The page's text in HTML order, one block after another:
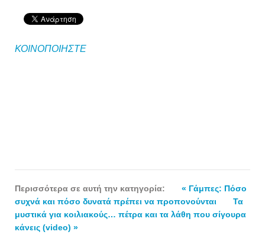
ΚΟΙΝΟΠΟΙΗΣΤΕ
Περισσότερα σε αυτή την κατηγορία:
« Γάμπες: Πόσο
συχνά και πόσο δυνατά πρέπει να προπονούνται
Τα
μυστικά για κοιλιακούς… πέτρα και τα λάθη που σίγουρα
κάνεις (video) »